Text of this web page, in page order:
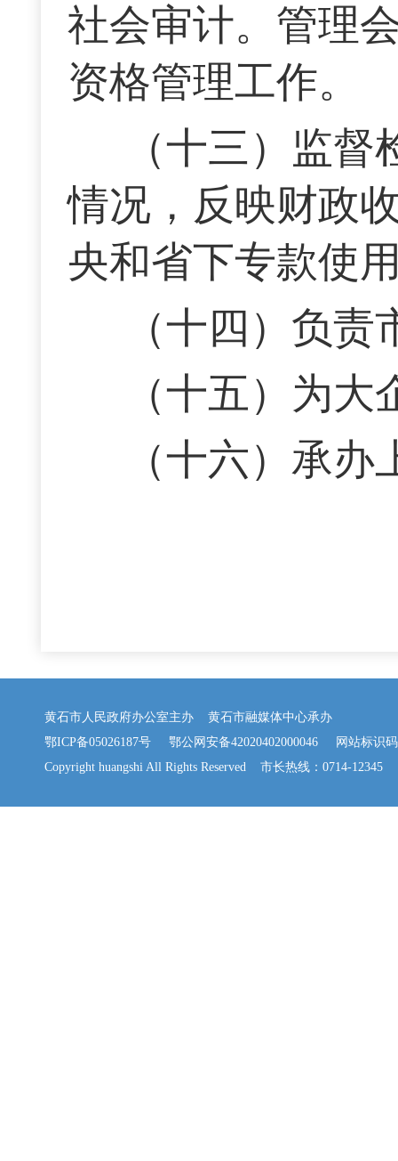
社会审计。管理
资格管理工作。
（十三）监
情况，反映财政
央和省下专款使
（十四）负
（十五）为
（十六）承
黄石市人民政府办公室主办 黄石市融媒体中心承办
鄂ICP备05026187号
鄂公网安备42020402000046 网站标识码
Copyright huangshi All Rights Reserved 市长热线：0714-12345